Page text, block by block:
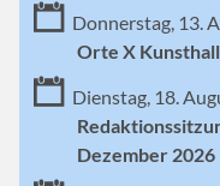
Donnerstag, 13.
Orte X
Dienstag, 18.
Dezember 2026